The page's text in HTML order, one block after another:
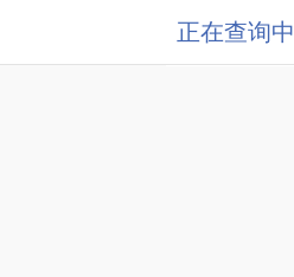
正在查询中